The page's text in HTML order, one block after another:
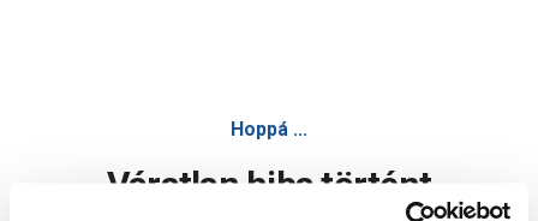
Hoppá ...
Váratlan hiba történt